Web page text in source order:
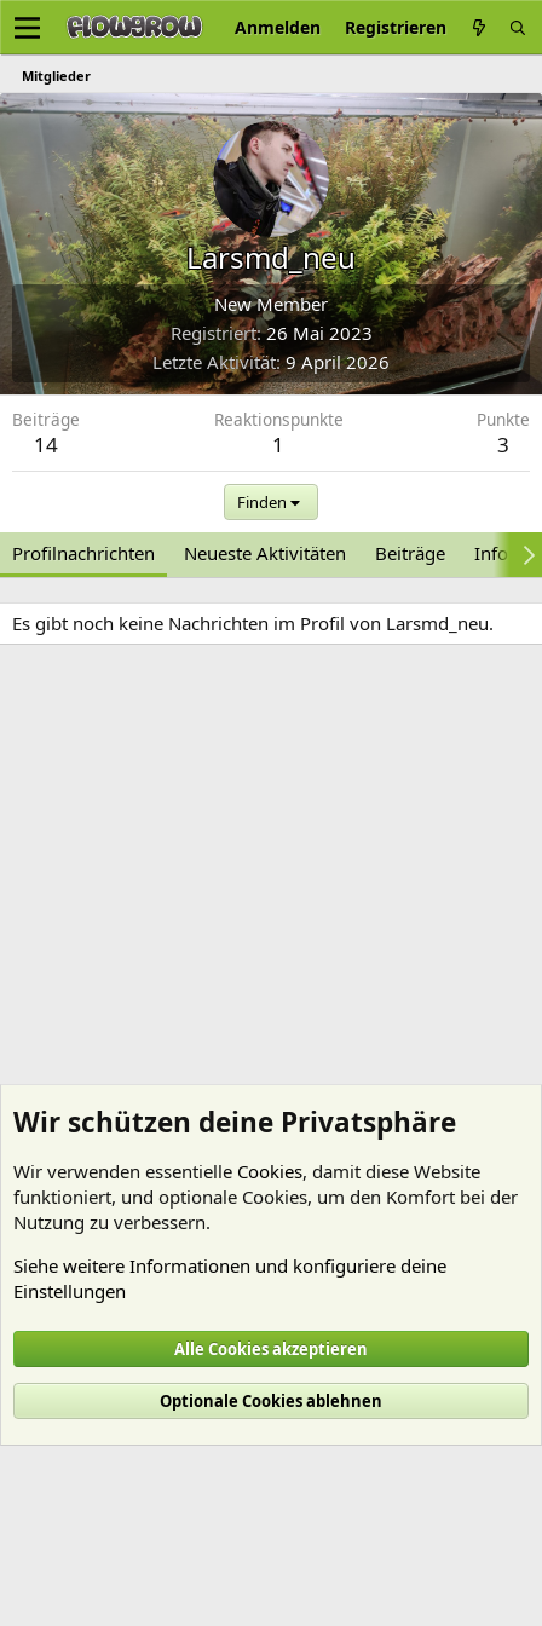
Anmelden Registrieren
Mitglieder
Larsmd_neu
New Member
Registriert 26 Mai 2023
Letzte Aktivität 9 April 2026
Beiträge
14
Reaktionspunkte
1
Punkte
3
Finden
Profilnachrichten Neueste Aktivitäten Beiträge
Es gibt noch keine Nachrichten im Profil von Larsmd_neu.
Cookies
Deutsch (Du)
Nutzungsbedingungen
Datenschutz Hilfe und Impressum
R
Wir schützen deine Privatsphäre
Wir verwenden essentielle Cookies, damit diese Website
funktioniert, und optionale Cookies, um den Komfort bei der
Nutzung zu verbessern.
Siehe weitere Informationen und konfiguriere deine
Einstellungen
Alle Cookies akzeptieren
Optionale Cookies ablehnen